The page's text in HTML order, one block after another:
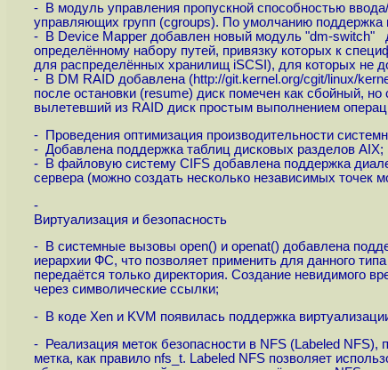
- В модуль управления пропускной способностью
управляющих групп (cgroups). По умолчанию поддержка
- В Device Mapper добавлен новый модуль "dm-switch"
определённому набору путей, привязку которых к
для распределённых хранилищ iSCSI), для которых не
- В DM RAID добавлена (http://git.kernel.org/cgit/linux/
после остановки (resume) диск помечен как сбойный,
вылетевший из RAID диск простым выполнением
- Проведения оптимизация производительности
- Добавлена поддержка таблиц дисковых разделов AIX;
- В файловую систему CIFS добавлена поддержка
сервера (можно создать несколько независимых
-
Виртуализация и безопасность
- В системные вызовы open() и openat() добавлена
иерархии ФС, что позволяет применить для данного
передаётся только директория. Создание невидимого
через символические ссылки;
- В коде Xen и KVM появилась поддержка
- Реализация меток безопасности в NFS (Labeled
метка, как правило nfs_t. Labeled NFS позволяет